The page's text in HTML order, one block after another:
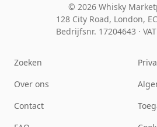
© 2026 Whisky
128 City Road, London,
Bedrijfsnr. 17204643 ·
Zoeken
Over ons
Contact